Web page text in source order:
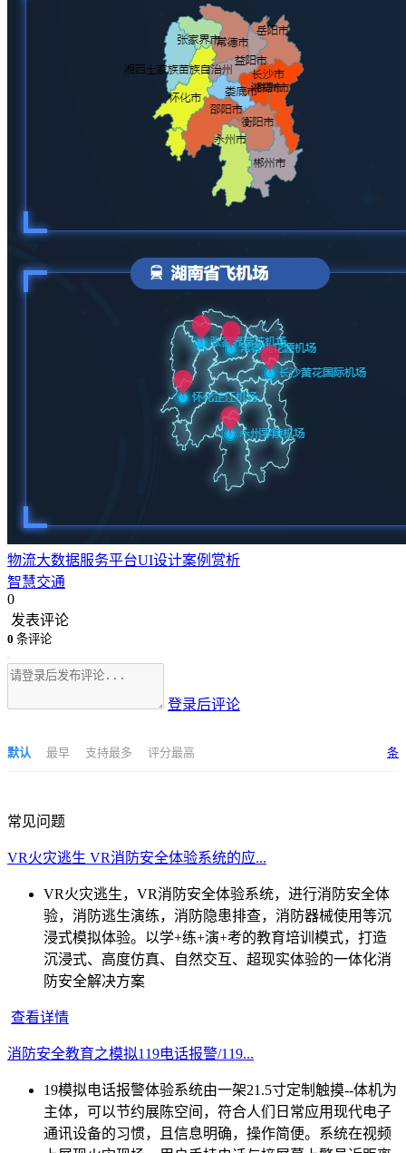
物流大数据服务平台UI设计案例赏析
智慧交通
0
发表评论
0 条评论
登录后评论
默认 最早 支持最多 评分最高 条
常见问题
VR火灾逃生 VR消防安全体验系统的应...
VR火灾逃生，VR消防安全体验系统，进行消防安全体
验，消防逃生演练，消防隐患排查，消防器械使用等沉
浸式模拟体验。以学+练+演+考的教育培训模式，打造
沉浸式、高度仿真、自然交互、超现实体验的一体化消
防安全解决方案
查看详情
消防安全教育之模拟119电话报警/119...
19模拟电话报警体验系统由一架21.5寸定制触摸--体机为
主体，可以节约展陈空间，符合人们日常应用现代电子
通讯设备的习惯，且信息明确，操作简便。系统在视频